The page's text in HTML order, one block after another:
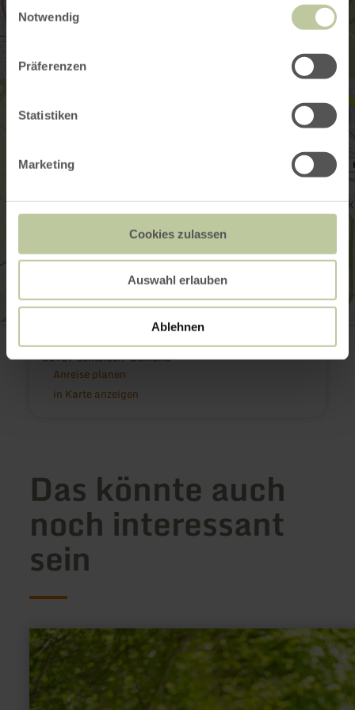
Notwendig
Präferenzen
Statistiken
Marketing
Cookies zulassen
Auswahl erlauben
Ablehnen
Fahrradreparatursäule
Urftseestr. 2
53937 Schleiden-Gemünd
Anreise planen
in Karte anzeigen
Das könnte auch
noch interessant
sein
mehr
erfahren
zu:
bin